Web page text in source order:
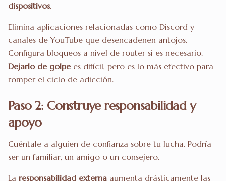
dispositivos.
Elimina aplicaciones relacionadas como Discord y
canales de YouTube que desencadenen antojos.
Configura bloqueos a nivel de router si es necesario.
Dejarlo de golpe es difícil, pero es lo más efectivo para
romper el ciclo de adicción.
Paso 2: Construye responsabilidad y
apoyo
Cuéntale a alguien de confianza sobre tu lucha. Podría
ser un familiar, un amigo o un consejero.
La responsabilidad externa aumenta drásticamente las